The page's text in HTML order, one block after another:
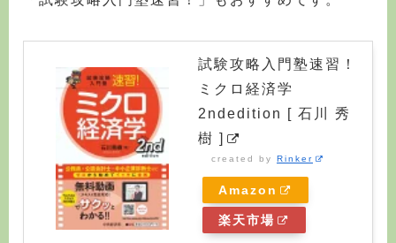
試験攻略入門塾速習！
ミクロ経済学
2ndedition [ 石川 秀
樹 ]
created by Rinker
Amazon
楽天市場